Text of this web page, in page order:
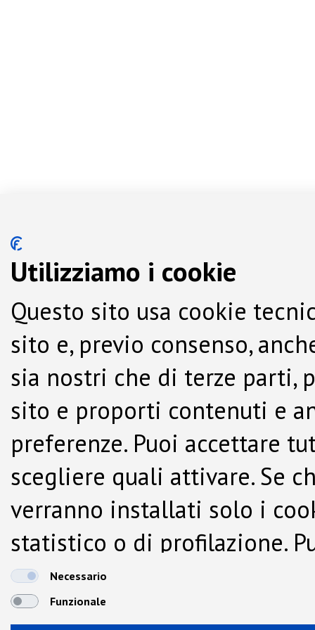
Utilizziamo i cookie
Questo sito usa cookie
sito e, previo consenso,
sia nostri che di terze parti,
sito e proporti contenuti e
preferenze. Puoi accettare
scegliere quali attivare. Se
verranno installati solo i
statistico o di profilazione.
dalla Cookie Policy.
Necessario
Funzionale